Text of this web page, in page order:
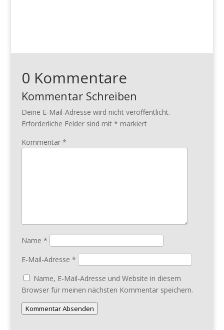
0 Kommentare
Kommentar Schreiben
Deine E-Mail-Adresse wird nicht veröffentlicht.
Erforderliche Felder sind mit * markiert
Kommentar *
Name *
E-Mail-Adresse *
Name, E-Mail-Adresse und Website in diesem
Browser für meinen nächsten Kommentar speichern.
Kommentar Absenden